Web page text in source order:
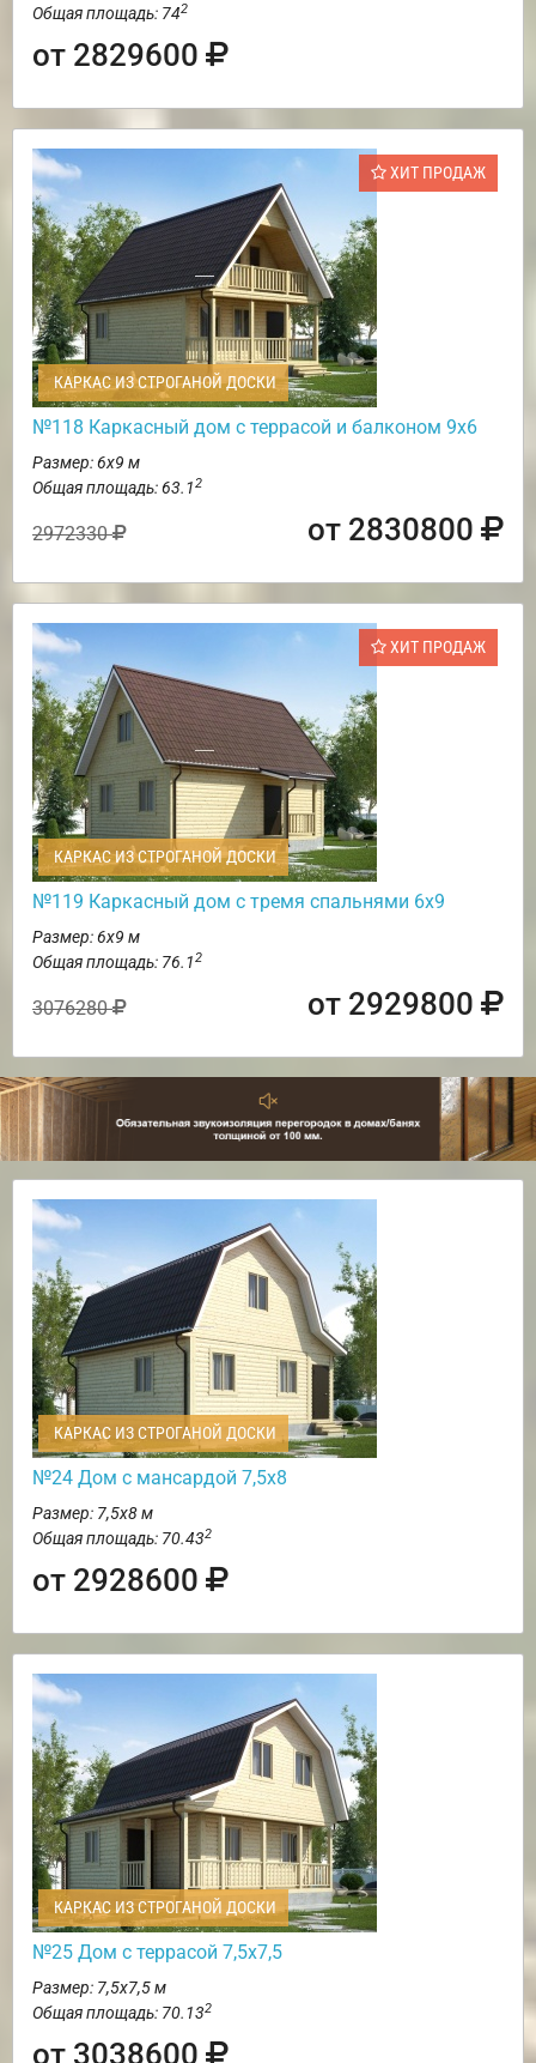
Общая площадь: 742
от 2829600
ХИТ ПРОДАЖ
КАРКАС ИЗ СТРОГАНОЙ ДОСКИ
№118 Каркасный дом с террасой и балконом 9х6
Размер: 6х9 м
Общая площадь: 63.12
2972330 от 2830800
ХИТ ПРОДАЖ
КАРКАС ИЗ СТРОГАНОЙ ДОСКИ
№119 Каркасный дом с тремя спальнями 6х9
Размер: 6х9 м
Общая площадь: 76.12
3076280 от 2929800
КАРКАС ИЗ СТРОГАНОЙ ДОСКИ
№24 Дом с мансардой 7,5х8
Размер: 7,5х8 м
Общая площадь: 70.432
от 2928600
КАРКАС ИЗ СТРОГАНОЙ ДОСКИ
№25 Дом с террасой 7,5х7,5
Размер: 7,5х7,5 м
Общая площадь: 70.132
от 3038600